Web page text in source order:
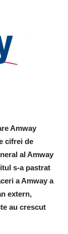
Amway
cifrei de
al Amway
s-a pastrat
a Amway a
extern,
au crescut